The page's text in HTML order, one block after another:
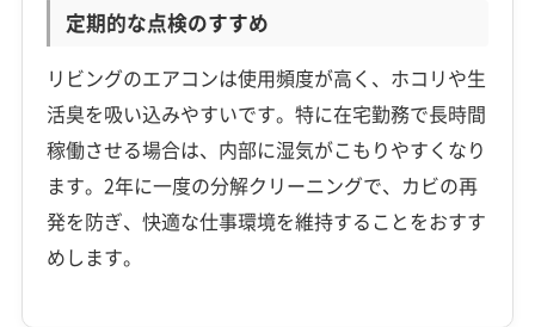
定期的な点検のすすめ
リビングのエアコンは使用頻度が高く、ホコリや生
活臭を吸い込みやすいです。特に在宅勤務で長時間
稼働させる場合は、内部に湿気がこもりやすくなり
ます。2年に一度の分解クリーニングで、カビの再
発を防ぎ、快適な仕事環境を維持することをおすす
めします。